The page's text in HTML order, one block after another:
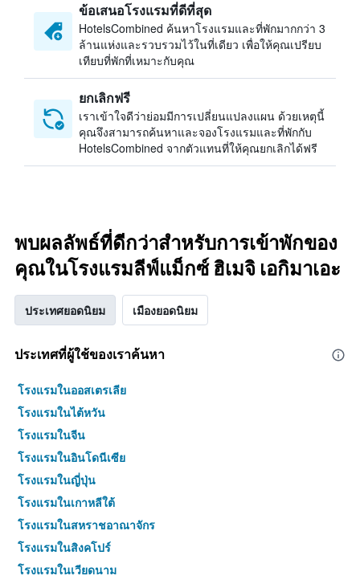
ข้อเสนอโรงแรมที่ดีที่สุด
HotelsCombined ค้นหาโรงแรมและที่พักมากกว่า 3
ล้านแห่งและรวบรวมไว้ในที่เดียว เพื่อให้คุณเปรียบ
เทียบที่พักที่เหมาะกับคุณ
ยกเลิกฟรี
เราเข้าใจดีว่าย่อมมีการเปลี่ยนแปลงแผน ด้วยเหตุนี้
คุณจึงสามารถค้นหาและจองโรงแรมและที่พักกับ
HotelsCombined จากตัวแทนที่ให้คุณยกเลิกได้ฟรี
พบผลลัพธ์ที่ดีกว่าสำหรับการเข้าพักของ
คุณในโรงแรมลีฟ์แม็กซ์ ฮิเมจิ เอกิมาเอะ
ประเทศยอดนิยม เมืองยอดนิยม
ประเทศที่ผู้ใช้ของเราค้นหา
โรงแรมในออสเตรเลีย
โรงแรมในไต้หวัน
โรงแรมในจีน
โรงแรมในอินโดนีเซีย
โรงแรมในญี่ปุ่น
โรงแรมในเกาหลีใต้
โรงแรมในสหราชอาณาจักร
โรงแรมในสิงคโปร์
โรงแรมในเวียดนาม